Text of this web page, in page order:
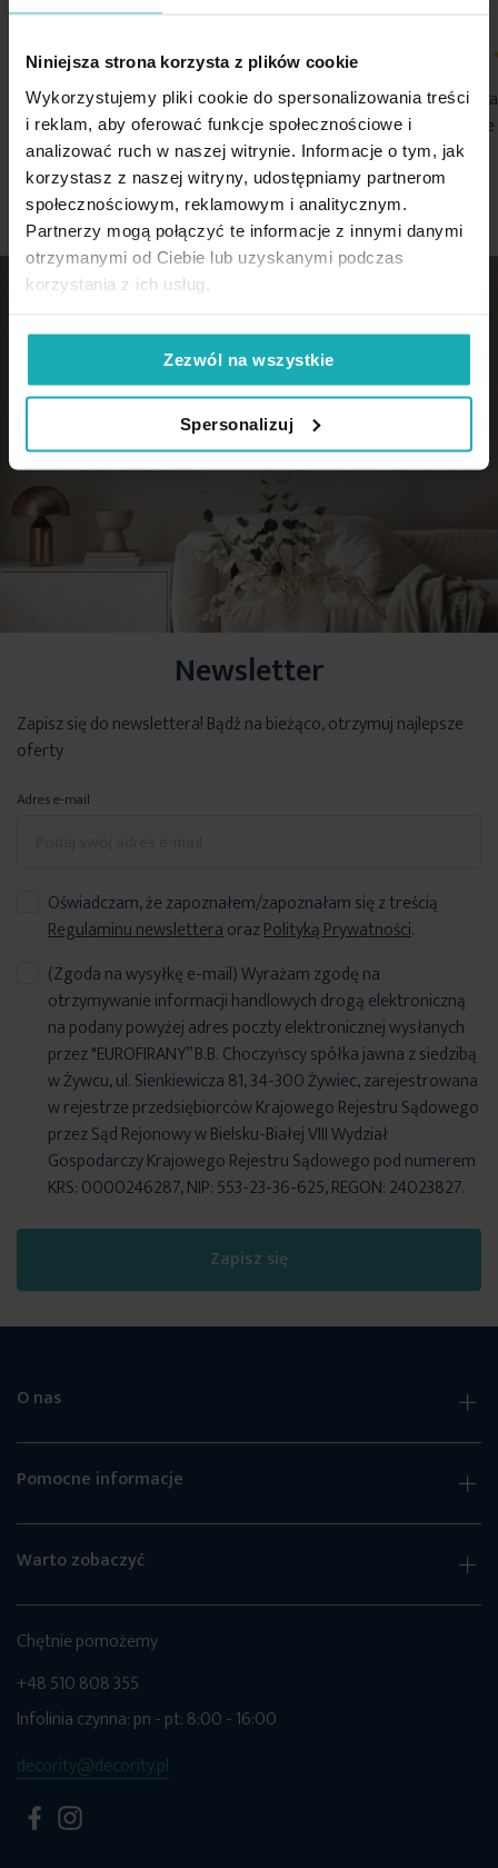
Niniejsza strona korzysta z plików cookie
Wykorzystujemy pliki cookie do spersonalizowania treści
i reklam, aby oferować funkcje społecznościowe i
analizować ruch w naszej witrynie. Informacje o tym, jak
korzystasz z naszej witryny, udostępniamy partnerom
społecznościowym, reklamowym i analitycznym.
Partnerzy mogą połączyć te informacje z innymi danymi
otrzymanymi od Ciebie lub uzyskanymi podczas
korzystania z ich usług.
Zezwól na wszystkie
Spersonalizuj
100%
Wszystko ok
06-08-2026
Przejrzysta i
oraz
06-08-2026
Newsletter
Zapisz się do newslettera! Bądź na bieżąco, otrzymuj najlepsze
oferty
Adres e-mail
Oświadczam, że zapoznałem/zapoznałam się z treścią
Regulaminu newsletteraorazPolityką Prywatności.
Zapisz się
(Zgoda na wysyłkę e-mail) Wyrażam zgodę na
otrzymywanie informacji handlowych drogą elektroniczną
na podany powyżej adres poczty elektronicznej wysłanych
przez "EUROFIRANY” B.B. Choczyńscy spółka jawna z siedzibą
w Żywcu, ul. Sienkiewicza 81, 34-300 Żywiec, zarejestrowana
w rejestrze przedsiębiorców Krajowego Rejestru Sądowego
przez Sąd Rejonowy w Bielsku-Białej VIII Wydział
Gospodarczy Krajowego Rejestru Sądowego pod numerem
KRS: 0000246287, NIP: 553-23-36-625, REGON: 24023827.
O nas
Pomocne informacje
Warto zobaczyć
Chętnie pomożemy
+48 510 808 355
Infolinia czynna: pn - pt: 8:00 - 16:00
decority@decority.pl